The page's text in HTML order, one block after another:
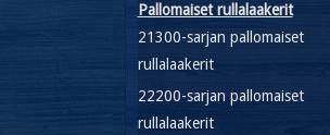
Pallomaiset rullalaakerit
21300-sarjan pallomaiset
rullalaakerit
22200-sarjan pallomaiset
rullalaakerit